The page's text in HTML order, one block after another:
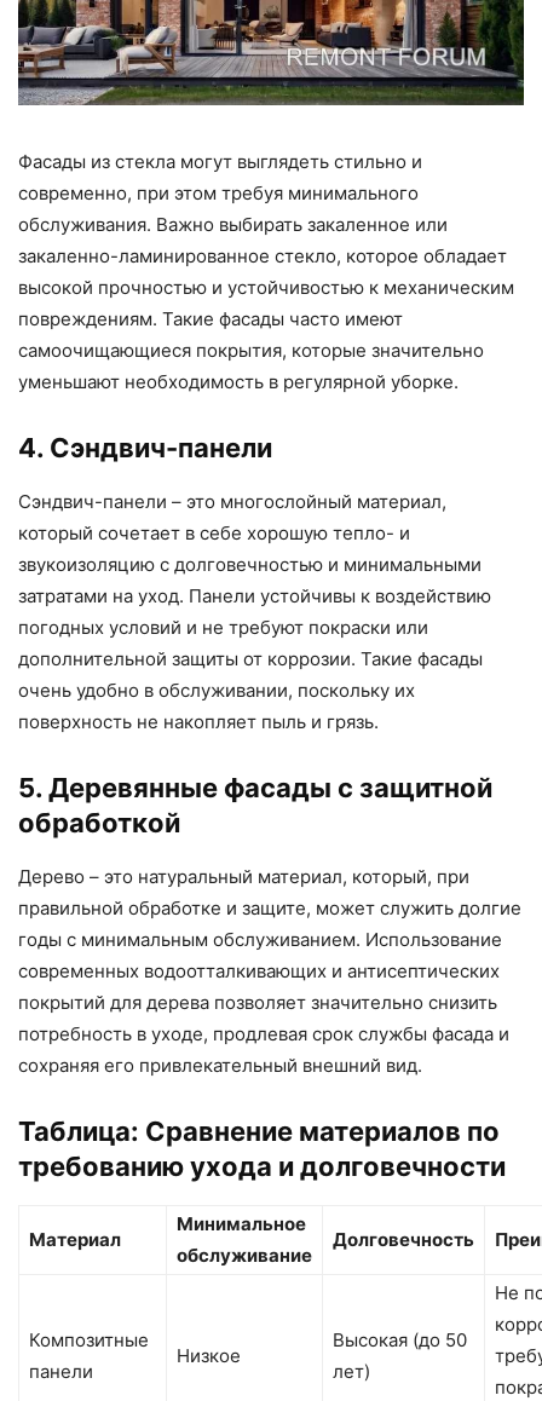
Фасады из стекла могут выглядеть стильно и
современно, при этом требуя минимального
обслуживания. Важно выбирать закаленное или
закаленно-ламинированное стекло, которое обладает
высокой прочностью и устойчивостью к механическим
повреждениям. Такие фасады часто имеют
самоочищающиеся покрытия, которые значительно
уменьшают необходимость в регулярной уборке.
4. Сэндвич-панели
Сэндвич-панели – это многослойный материал,
который сочетает в себе хорошую тепло- и
звукоизоляцию с долговечностью и минимальными
затратами на уход. Панели устойчивы к воздействию
погодных условий и не требуют покраски или
дополнительной защиты от коррозии. Такие фасады
очень удобно в обслуживании, поскольку их
поверхность не накопляет пыль и грязь.
5. Деревянные фасады с защитной
обработкой
Дерево – это натуральный материал, который, при
правильной обработке и защите, может служить долгие
годы с минимальным обслуживанием. Использование
современных водоотталкивающих и антисептических
покрытий для дерева позволяет значительно снизить
потребность в уходе, продлевая срок службы фасада и
сохраняя его привлекательный внешний вид.
Таблица: Сравнение материалов по
требованию ухода и долговечности
Материал
Минимальное
обслуживание
Долговечность
Композитные
панели
Низкое
Высокая (до 50
лет)
Не